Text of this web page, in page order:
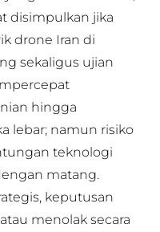
disimpulkan jika
drone Iran di
sekaligus ujian
hingga
lebar; namun risiko
teknologi
matang.
keputusan
menolak secara